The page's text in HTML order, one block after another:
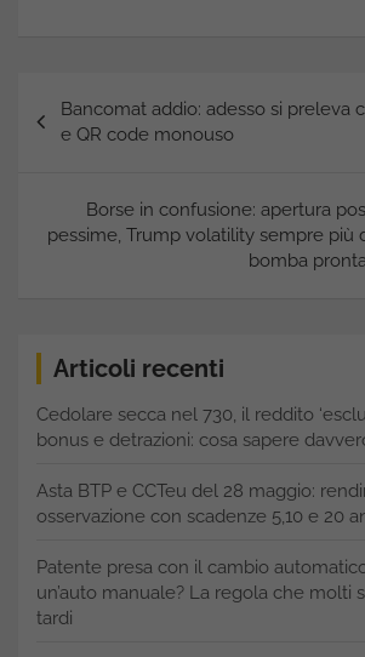
Navigazione
articoli
Bancomat addio: adesso si preleva
e QR code monouso
Borse in confusione: apertura
pessime, Trump volatility sempre più
bomba
Articoli recenti
Cedolare secca nel 730, il reddito
bonus e detrazioni: cosa sapere
Asta BTP e CCTeu del 28 maggio:
osservazione con scadenze 5,10 e 20
Patente presa con il cambio
un’auto manuale? La regola che molti
tardi